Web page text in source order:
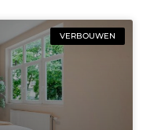
VERBOUWEN